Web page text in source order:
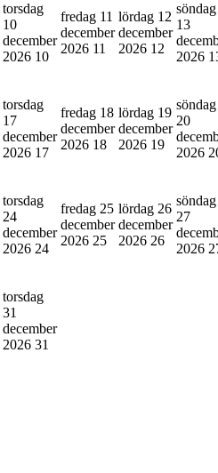
torsdag
10
december
2026 10
fredag 11
december
2026 11
lördag 12
december
2026 12
söndag
13
2026
torsdag
17
december
2026 17
fredag 18
december
2026 18
lördag 19
december
2026 19
söndag
20
2026
torsdag
24
december
2026 24
fredag 25
december
2026 25
lördag 26
december
2026 26
söndag
27
2026
torsdag
31
december
2026 31